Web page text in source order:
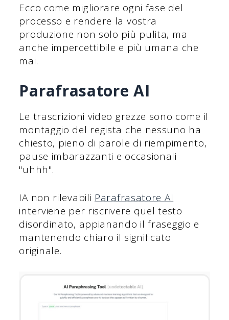
Ecco come migliorare ogni fase del
processo e rendere la vostra
produzione non solo più pulita, ma
anche impercettibile e più umana che
mai.
Parafrasatore AI
Le trascrizioni video grezze sono come il
montaggio del regista che nessuno ha
chiesto, pieno di parole di riempimento,
pause imbarazzanti e occasionali
"uhhh".
IA non rilevabili Parafrasatore AI
interviene per riscrivere quel testo
disordinato, appianando il fraseggio e
mantenendo chiaro il significato
originale.